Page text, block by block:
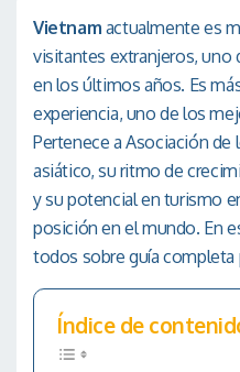
Vietnam actualmente es
visitantes extranjeros, uno
en los últimos años. Es
experiencia, uno de los
Pertenece a Asociación de
asiático, su ritmo de
y su potencial en turismo
posición en el mundo. En
todos sobre guía completa
Índice de